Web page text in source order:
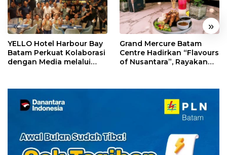
« »
YELLO Hotel Harbour Bay
Batam Perkuat Kolaborasi
dengan Media melalui
Grand Mercure Batam
Centre Hadirkan “Flavours
of Nusantara”, Rayakan